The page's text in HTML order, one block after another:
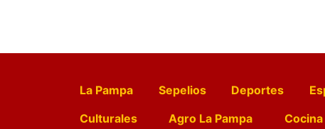
La Pampa Sepelios Deportes
Culturales
Agro La Pampa